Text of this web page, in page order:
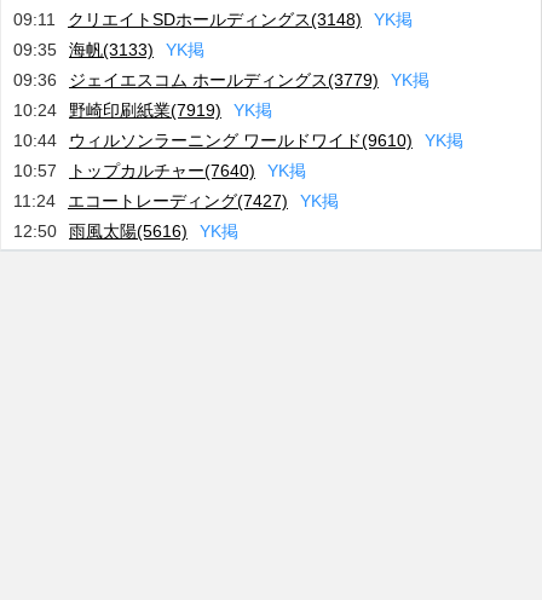
09:11
クリエイトSDホールディングス(3148) YK掲
09:35
海帆(3133) YK掲
09:36
ジェイエスコム ホールディングス(3779) YK掲
10:24
野崎印刷紙業(7919) YK掲
10:44
ウィルソンラーニング ワールドワイド(9610) YK掲
10:57
トップカルチャー(7640) YK掲
11:24
エコートレーディング(7427) YK掲
12:50
雨風太陽(5616) YK掲